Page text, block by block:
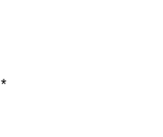
*Zahtevano